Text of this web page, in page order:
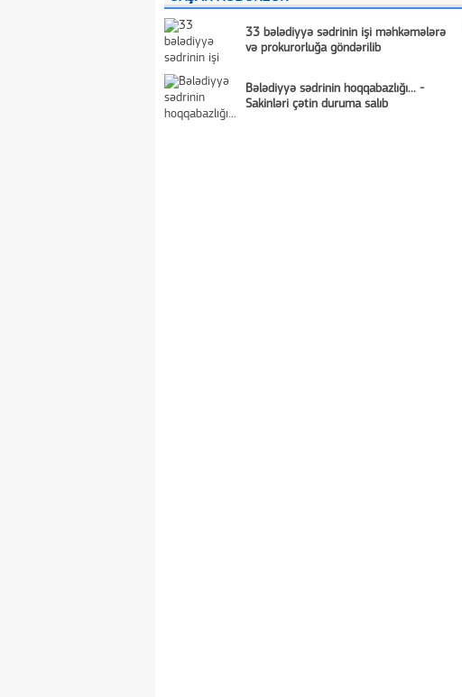
33 bələdiyyə sədrinin işi məhkəmələrə
və prokurorluğa göndərilib
Bələdiyyə sədrinin hoqqabazlığı... -
Sakinləri çətin duruma salıb